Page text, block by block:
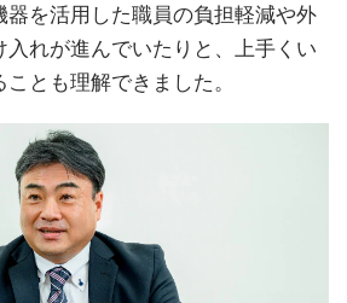
器を活用した職員の負担軽減や外
入れが進んでいたりと、上手くい
とも理解できました。